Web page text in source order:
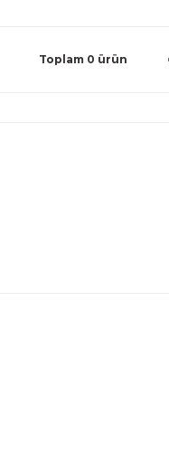
Toplam 0 ürün